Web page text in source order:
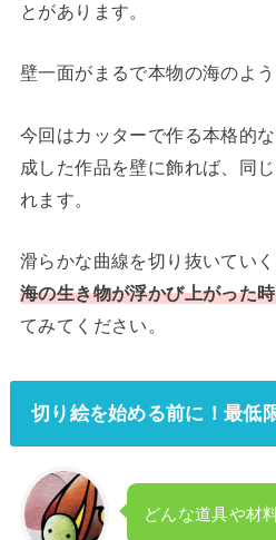
とがあります。
壁一面がまるで本物の海のよ
今回はカッターで作る本格的
成した作品を壁に飾れば、同
れます。
滑らかな曲線を切り抜いてい
海の生き物が浮かび上がった
てみてください。
切り絵を始める前に！最低
どんな道具や材